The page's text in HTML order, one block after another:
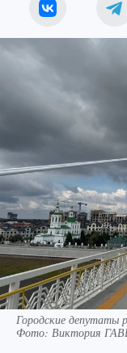
Городские депутаты
Фото: Виктория